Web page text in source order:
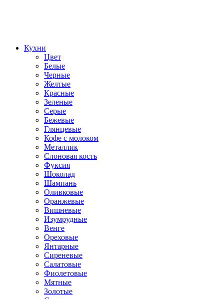
Кухни
Цвет
Белые
Черные
Желтые
Красные
Зеленые
Серые
Бежевые
Глянцевые
Кофе с молоком
Металлик
Слоновая кость
Фуксия
Шоколад
Шампань
Оливковые
Оранжевые
Вишневые
Изумрудные
Венге
Ореховые
Янтарные
Сиреневые
Салатовые
Фиолетовые
Мятные
Золотые